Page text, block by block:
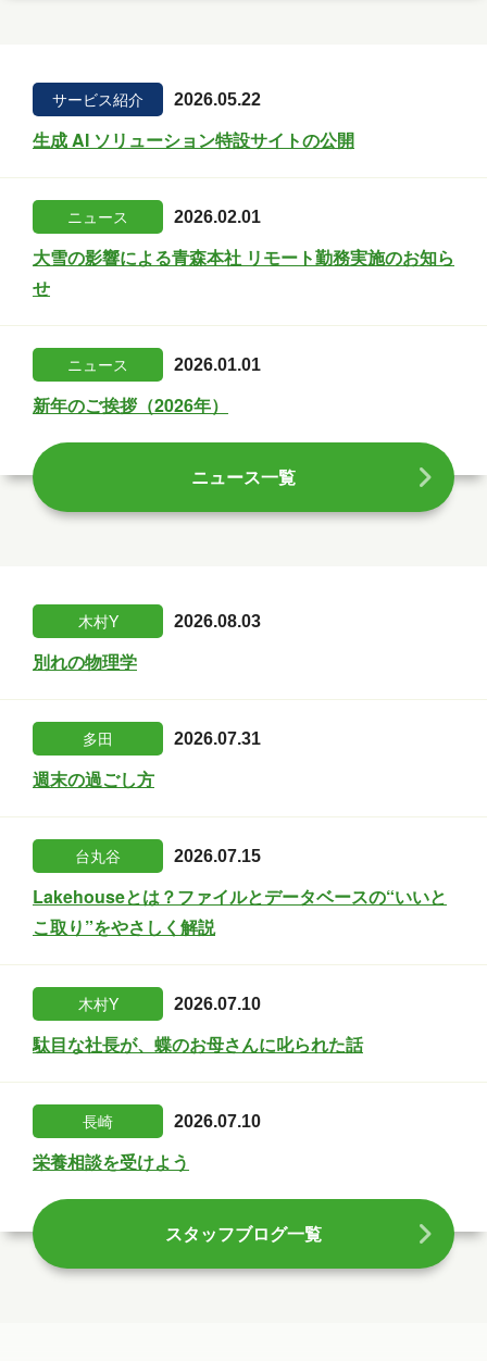
サービス紹介 2026.05.22
生成 AI ソリューション特設サイトの公開
ニュース 2026.02.01
大雪の影響による青森本社 リモート勤務実施のお知ら
せ
ニュース 2026.01.01
新年のご挨拶（2026年）
ニュース一覧
木村Y 2026.08.03
別れの物理学
多田 2026.07.31
週末の過ごし方
台丸谷 2026.07.15
Lakehouseとは？ファイルとデータベースの“いいと
こ取り”をやさしく解説
木村Y 2026.07.10
駄目な社長が、蝶のお母さんに叱られた話
長崎 2026.07.10
栄養相談を受けよう
スタッフブログ一覧